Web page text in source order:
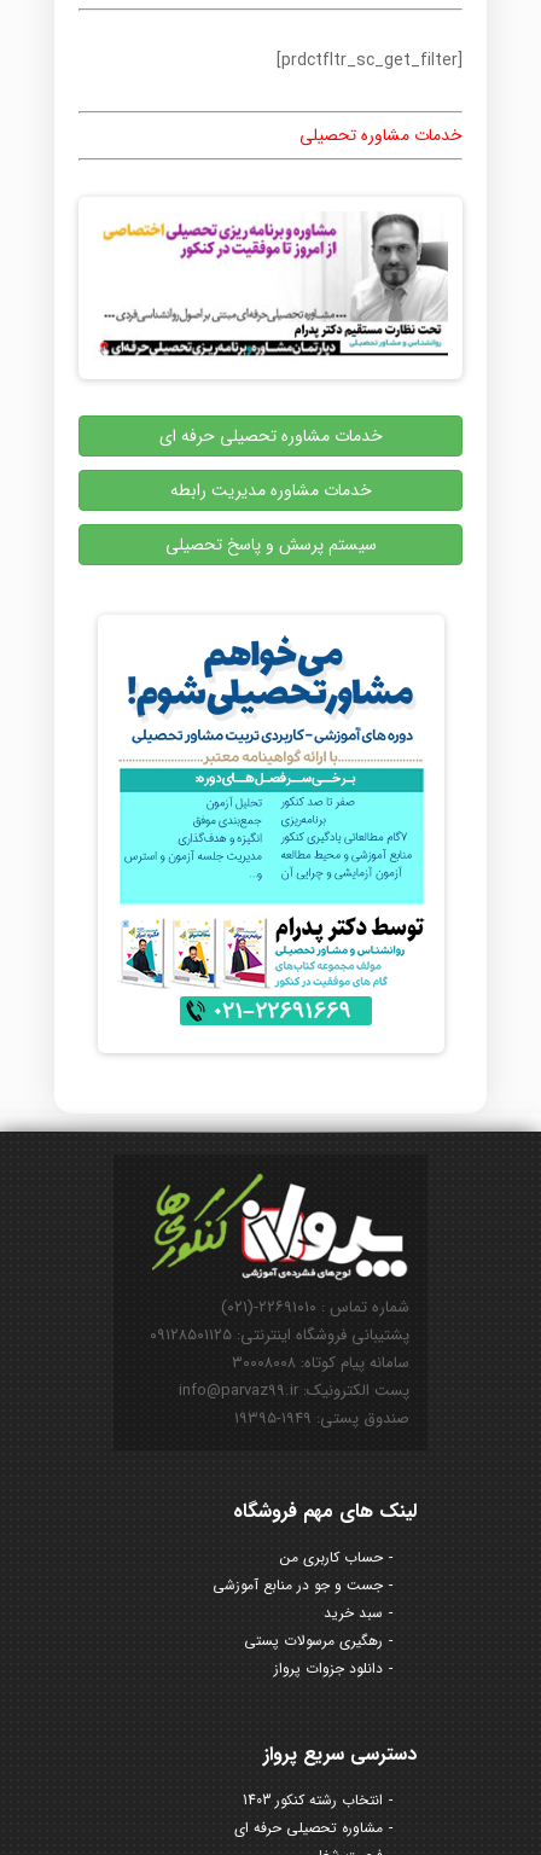
[prdctfltr_sc_get_filter]
خدمات مشاوره تحصیلی
خدمات مشاوره تحصیلی حرفه ای
خدمات مشاوره مدیریت رابطه
سیستم پرسش و پاسخ تحصیلی
شماره تماس : ۲۲۶۹۱۰۱۰-(۰۲۱)
پشتیبانی فروشگاه اینترنتی: ۰۹۱۲۸۵۰۱۱۲۵
سامانه پیام کوتاه: ۳۰۰۰۸۰۰۸
پست الکترونیک: info@parvaz99.ir
صندوق پستی: ۱۹۴۹-۱۹۳۹۵
لینک های مهم فروشگاه
حساب کاربری من
جست و جو در منابع آموزشی
سبد خرید
رهگیری مرسولات پستی
دانلود جزوات پرواز
دسترسی سریع پرواز
انتخاب رشته کنکور 1403
مشاوره تحصیلی حرفه ای